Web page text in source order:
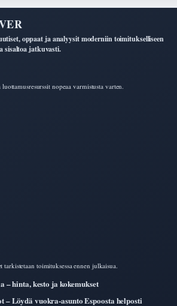
oppaat ja analyysit moderniin toimitukselliseen
sisaltoa jatkuvasti.
nopeaa varmistusta varten.
toimituksessa ennen julkaisua.
– hinta, kesto ja kokemukset
– Löydä vuokra-asunto Espoosta helposti